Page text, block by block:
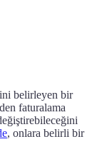
belirleyen bir
faturalama
, onlara belirli bir